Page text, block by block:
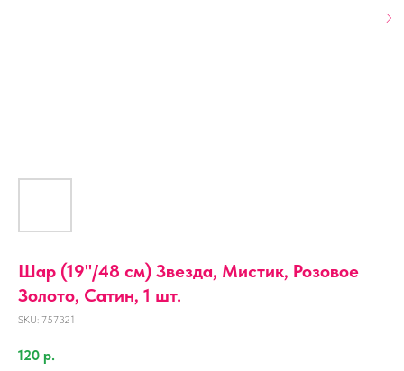
Шар (19''/48 см) Звезда, Мистик, Розовое
Золото, Сатин, 1 шт.
SKU: 757321
120 р.